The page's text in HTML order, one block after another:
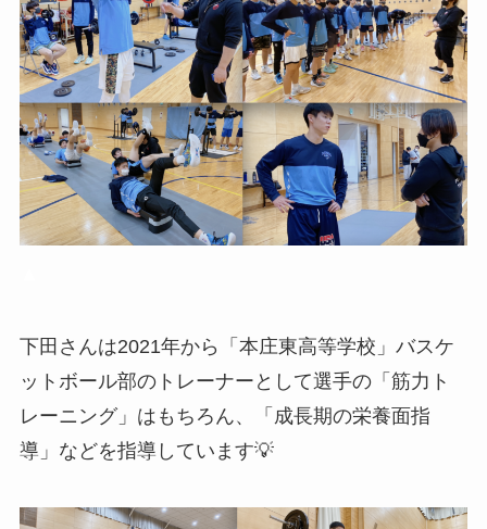
下田さんは2021年から「本庄東高等学校」バスケ
ットボール部のトレーナーとして選手の「筋力ト
レーニング」はもちろん、「成長期の栄養面指
導」などを指導しています💡